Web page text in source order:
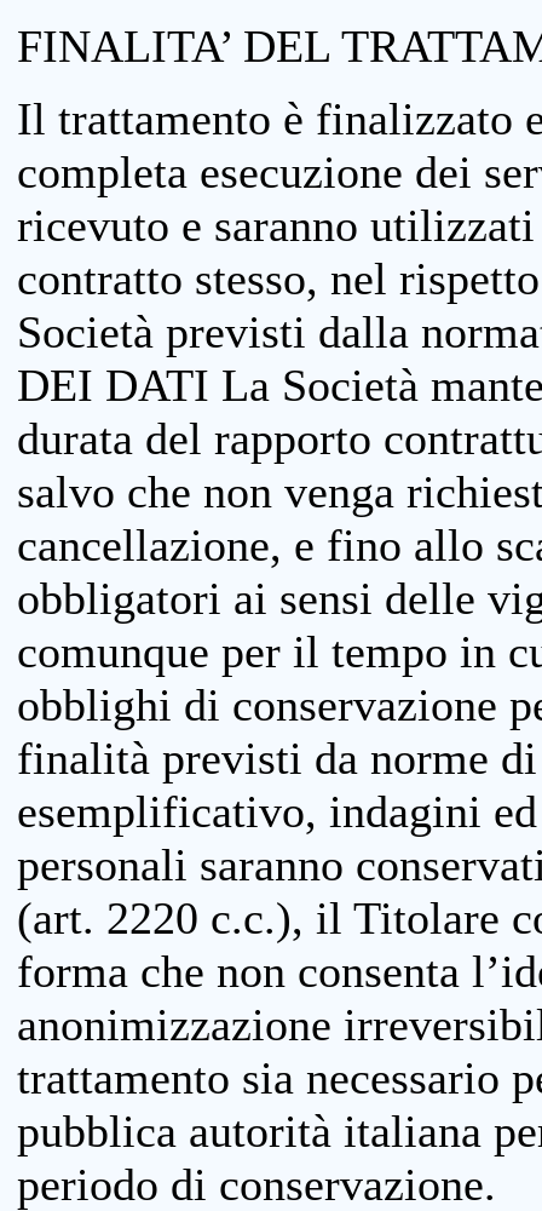
FINALITA’ DEL
Il trattamento è finalizzato
completa esecuzione dei
ricevuto e saranno
contratto stesso, nel
Società previsti dalla
DEI DATI La Società
durata del rapporto
salvo che non venga
cancellazione, e fino allo
obbligatori ai sensi delle
comunque per il tempo in
obblighi di conservazione
finalità previsti da norme
esemplificativo, indagini
personali saranno
(art. 2220 c.c.), il Titolare
forma che non consenta
anonimizzazione
trattamento sia necessario
pubblica autorità italiana
periodo di conservazione.